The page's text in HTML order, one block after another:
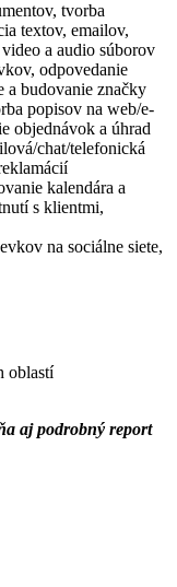
tvorba
textov, emailov,
a audio súborov
odpovedanie
a budovanie značky
popisov na web/e-
objednávok a úhrad
chat/telefonická
kalendára a
s klientmi,
na sociálne siete,
oblastí
aj podrobný report